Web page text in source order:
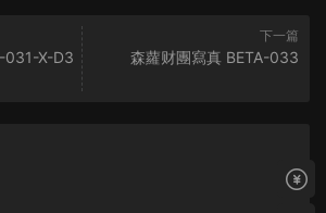
031-X-D3
下一篇
森蘿财團寫真 BETA-033